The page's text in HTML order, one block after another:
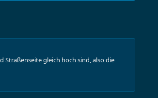
Straßenseite gleich hoch sind, also die